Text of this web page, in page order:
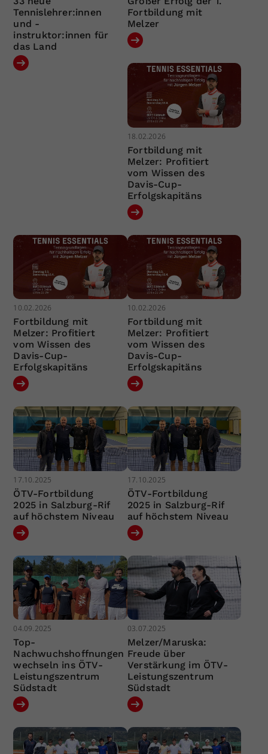
Tennislehrer:innen
und -
instruktor:innen für
das Land
Fortbildung mit
Melzer
18.02.2026
Fortbildung mit
Melzer: Profitiert
vom Wissen des
Davis-Cup-
Erfolgskapitäns
10.02.2026
Fortbildung mit
Melzer: Profitiert
vom Wissen des
Davis-Cup-
Erfolgskapitäns
10.02.2026
Fortbildung mit
Melzer: Profitiert
vom Wissen des
Davis-Cup-
Erfolgskapitäns
17.10.2025
ÖTV-Fortbildung
2025 in Salzburg-Rif
auf höchstem Niveau
17.10.2025
ÖTV-Fortbildung
2025 in Salzburg-Rif
auf höchstem Niveau
04.09.2025
Top-
Nachwuchshoffnungen
wechseln ins ÖTV-
Leistungszentrum
Südstadt
03.07.2025
Melzer/Maruska:
Freude über
Verstärkung im ÖTV-
Leistungszentrum
Südstadt